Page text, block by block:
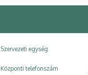
Szervezeti egység
Központi telefonszám